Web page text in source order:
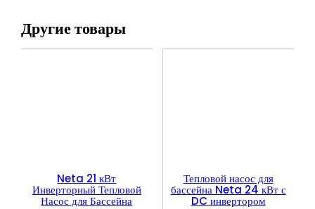
Другие товары
Neta 21 кВт
Инверторный Тепловой
Насос для Бассейна
Тепловой насос для
бассейна Neta 24 кВт с
DC инвертором